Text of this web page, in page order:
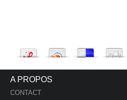
A PROPOS
CONTACT